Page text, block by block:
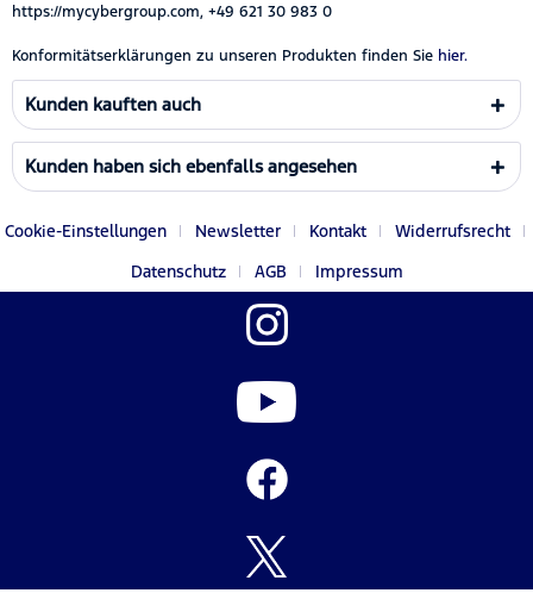
https://mycybergroup.com, +49 621 30 983 0
Konformitätserklärungen zu unseren Produkten finden Sie hier.
Kunden kauften auch
Kunden haben sich ebenfalls angesehen
Cookie-Einstellungen Newsletter Kontakt
Widerrufsrecht
Datenschutz
AGB Impressum